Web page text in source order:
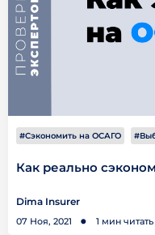
#Сэкономить на ОСАГО
Как реально
Dima Insurer
07 Ноя, 2021 1 мин читать